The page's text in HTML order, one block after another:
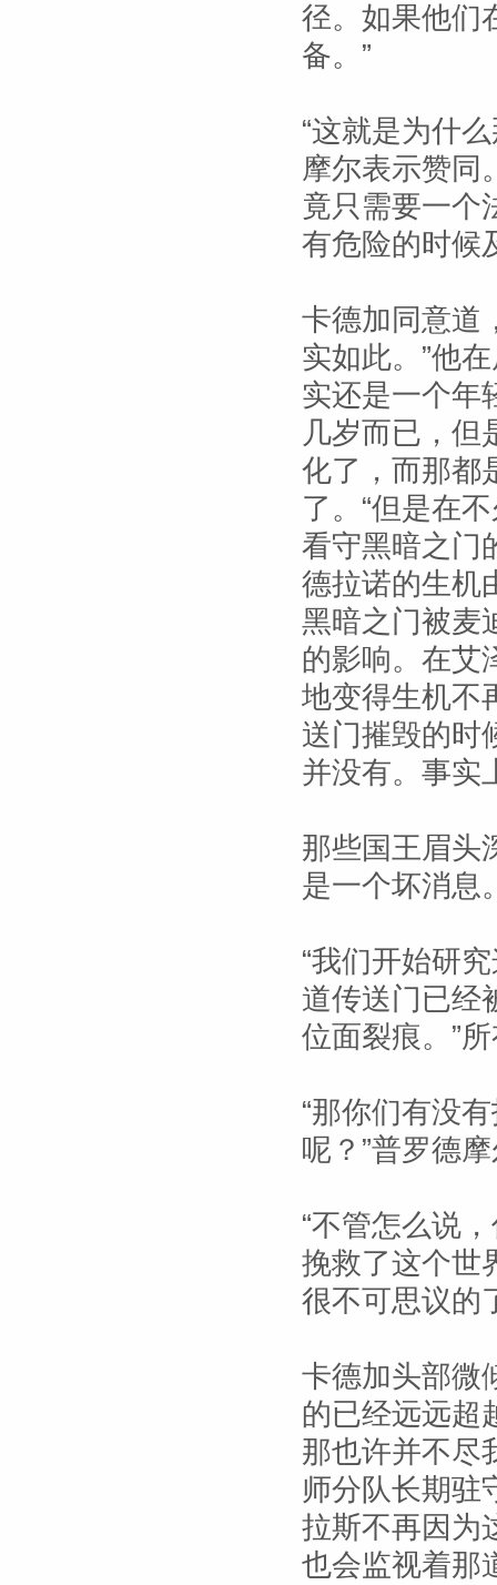
径。如果他们
备。”
“这就是为什
摩尔表示赞同
竟只需要一个
有危险的时候
卡德加同意道
实如此。”他
实还是一个年
几岁而已，但
化了，而那都
了。“但是在
看守黑暗之门
德拉诺的生机
黑暗之门被麦
的影响。在艾
地变得生机不
送门摧毁的时
并没有。事实
那些国王眉头
是一个坏消息
“我们开始研
道传送门已经
位面裂痕。”
“那你们有没
呢？”普罗德
“不管怎么说
挽救了这个世
很不可思议的
卡德加头部微
的已经远远超
那也许并不尽
师分队长期驻
拉斯不再因为
也会监视着那